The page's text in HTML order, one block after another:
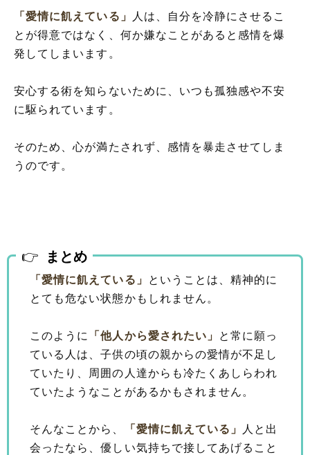
「愛情に飢えている」
人は、自分を冷静にさせるこ
とが得意ではなく、何か嫌なことがあると感情を爆
発してしまいます。
安心する術を知らないために、いつも孤独感や不安
に駆られています。
そのため、心が満たされず、感情を暴走させてしま
うのです。
まとめ
「愛情に飢えている」
ということは、精神的に
とても危ない状態かもしれません。
このように 「他人から愛されたい」
と常に願っ
ている人は、子供の頃の親からの愛情が不足し
ていたり、周囲の人達からも冷たくあしらわれ
ていたようなことがあるかもされません。
そんなことから、 「愛情に飢えている」
人と出
会ったなら、優しい気持ちで接してあげること